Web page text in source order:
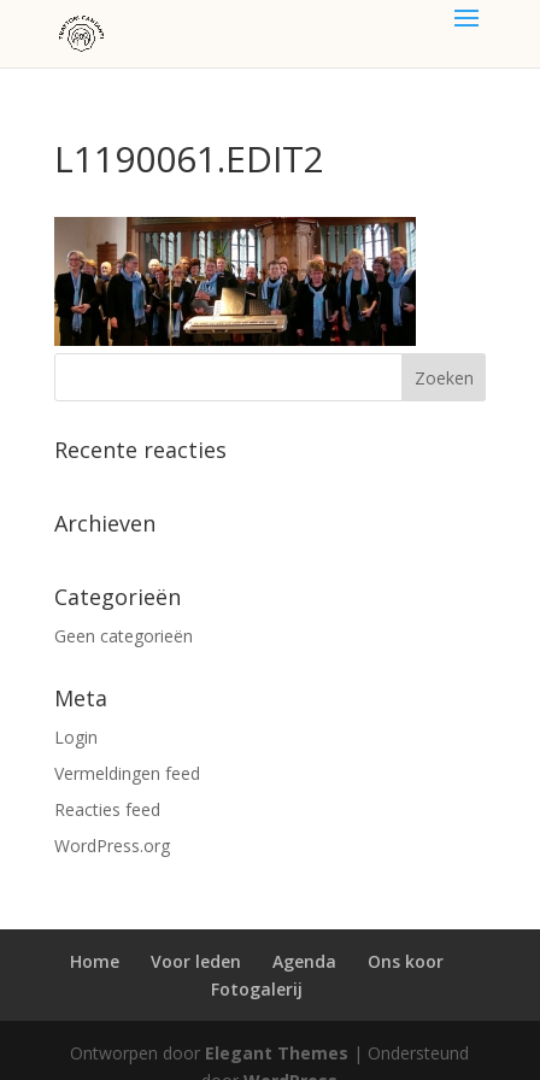
L1190061.EDIT2
Recente reacties
Archieven
Categorieën
Geen categorieën
Meta
Login
Vermeldingen feed
Reacties feed
WordPress.org
Home Voor leden Agenda
Ons koor
Fotogalerij
Ontworpen door Elegant Themes | Ondersteund